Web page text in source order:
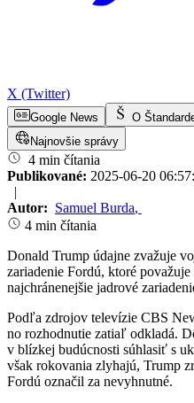
X (Twitter)
Google News O
Najnovšie správy
4 min čítania
Publikované: 2025-06-20
|
Autor: Samuel Burda,
4 min čítania
Donald Trump údajne zvažuje
zariadenie Fordú, ktoré
najchránenejšie jadrové
Podľa zdrojov televízie CBS
no rozhodnutie zatiaľ odkladá.
v blízkej budúcnosti súhlasiť s
však rokovania zlyhajú, Trump
Fordú označil za nevyhnutné.